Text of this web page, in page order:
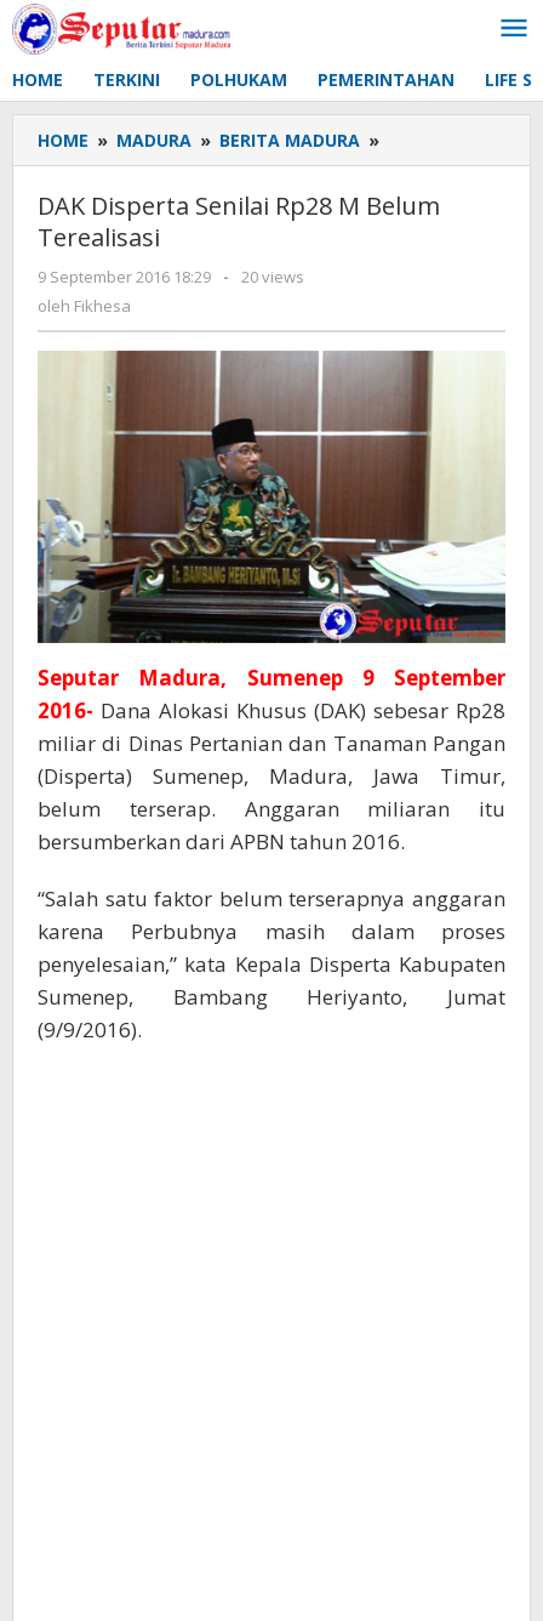
Lewati
ke
HOME TERKINI POLHUKAM PEMERINTAHAN LIFE
HOME » MADURA » BERITA MADURA »
Disperta
Senilai
Rp28
DAK Disperta Senilai Rp28 M Belum
Terealisasi
9 September 2016 18:29
oleh
-
20 views
oleh Fikhesa
Seputar Madura, Sumenep 9 September
2016- Dana Alokasi Khusus (DAK) sebesar Rp28
miliar di Dinas Pertanian dan Tanaman Pangan
(Disperta) Sumenep, Madura, Jawa Timur,
belum terserap. Anggaran miliaran itu
bersumberkan dari APBN tahun 2016.
“Salah satu faktor belum terserapnya anggaran
karena Perbubnya masih dalam proses
penyelesaian,” kata Kepala Disperta Kabupaten
Sumenep, Bambang Heriyanto, Jumat
(9/9/2016).